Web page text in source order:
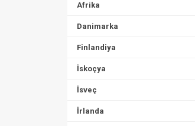
Afrika
Danimarka
Finlandiya
İskoçya
İsveç
İrlanda